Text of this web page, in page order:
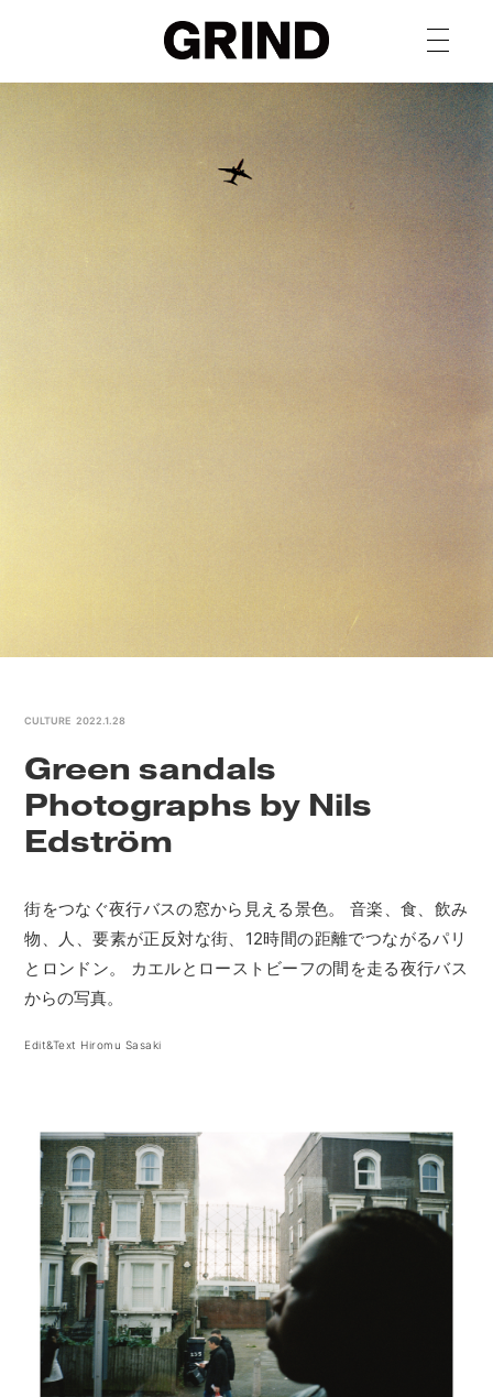
CULTURE 2022.1.28
Green sandals
Photographs by Nils
Edström
街をつなぐ夜行バスの窓から見える景色。 音楽、食、飲み
物、人、要素が正反対な街、12時間の距離でつながるパリ
とロンドン。 カエルとローストビーフの間を走る夜行バス
からの写真。
Edit&Text Hiromu Sasaki